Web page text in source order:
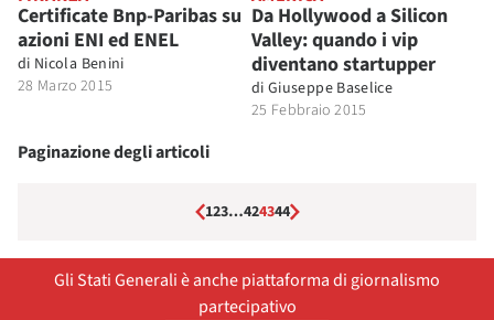
Certificate Bnp-Paribas su
azioni ENI ed ENEL
di Nicola Benini
28 Marzo 2015
Da Hollywood a Silicon
Valley: quando i vip
diventano startupper
di Giuseppe Baselice
25 Febbraio 2015
Paginazione degli articoli
123…424344
Gli Stati Generali è anche piattaforma di giornalismo
partecipativo